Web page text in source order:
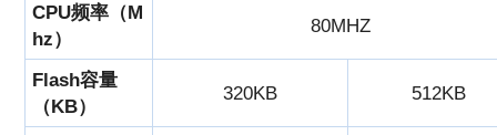
CPU频率（M
hz）
80MHZ
Flash容量
（KB）
320KB 512KB